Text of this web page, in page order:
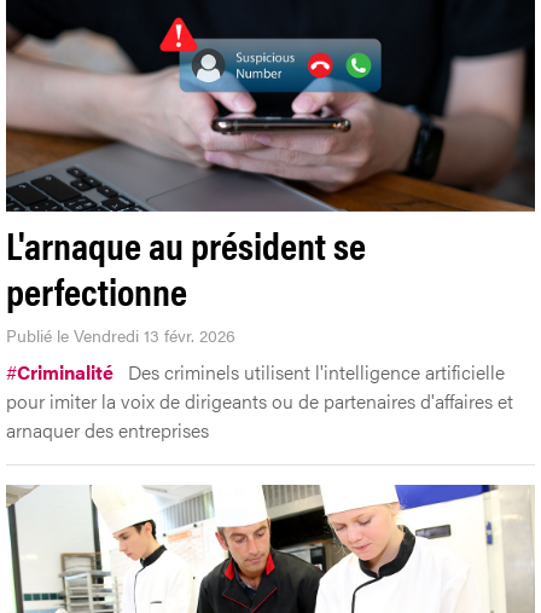
L'arnaque au président se
perfectionne
Publié le Vendredi 13 févr. 2026
#Criminalité Des criminels utilisent l'intelligence artificielle
pour imiter la voix de dirigeants ou de partenaires d'affaires et
arnaquer des entreprises